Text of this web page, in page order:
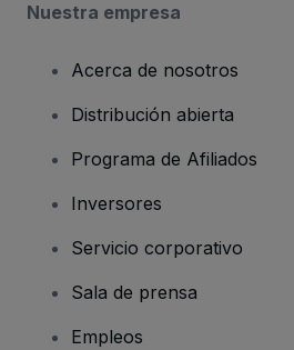
Nuestra empresa
Acerca de nosotros
Distribución abierta
Programa de Afiliados
Inversores
Servicio corporativo
Sala de prensa
Empleos